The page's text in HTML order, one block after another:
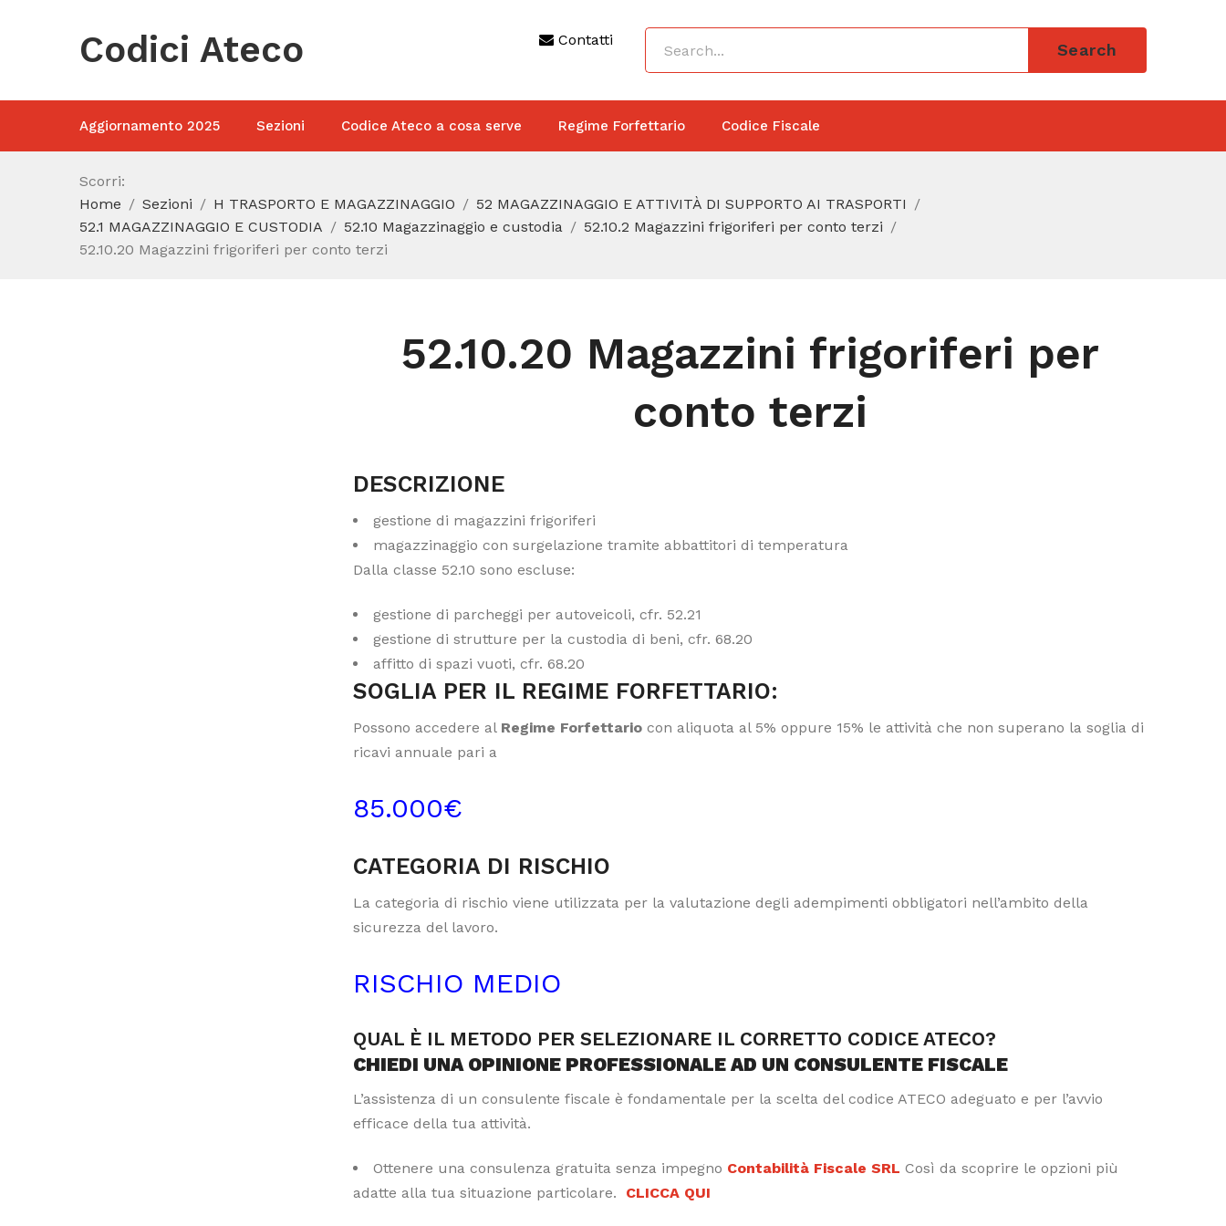
Codici Ateco Contatti
Search
Aggiornamento 2025 Sezioni Codice Ateco a cosa serve Regime Forfettario Codice Fiscale
Scorri:
Home
Sezioni H TRASPORTO E MAGAZZINAGGIO
52 MAGAZZINAGGIO E ATTIVITÀ DI SUPPORTO AI TRASPORTI
52.1 MAGAZZINAGGIO E CUSTODIA
52.10 Magazzinaggio e custodia
52.10.2 Magazzini frigoriferi per conto terzi
52.10.20 Magazzini frigoriferi per conto terzi
52.10.20 Magazzini frigoriferi per
conto terzi
DESCRIZIONE
gestione di magazzini frigoriferi
magazzinaggio con surgelazione tramite abbattitori di temperatura
Dalla classe 52.10 sono escluse:
gestione di parcheggi per autoveicoli, cfr. 52.21
gestione di strutture per la custodia di beni, cfr. 68.20
affitto di spazi vuoti, cfr. 68.20
SOGLIA PER IL REGIME FORFETTARIO:
Possono accedere al Regime Forfettario con aliquota al 5% oppure 15% le attività che non superano la soglia di
ricavi annuale pari a
85.000€
CATEGORIA DI RISCHIO
La categoria di rischio viene utilizzata per la valutazione degli adempimenti obbligatori nell’ambito della
sicurezza del lavoro.
RISCHIO MEDIO
QUAL È IL METODO PER SELEZIONARE IL CORRETTO CODICE ATECO?
CHIEDI UNA OPINIONE PROFESSIONALE AD UN CONSULENTE FISCALE
L’assistenza di un consulente fiscale è fondamentale per la scelta del codice ATECO adeguato e per l’avvio
efficace della tua attività.
Ottenere una consulenza gratuita senza impegno Contabilità Fiscale SRL Così da scoprire le opzioni più
adatte alla tua situazione particolare. CLICCA QUI